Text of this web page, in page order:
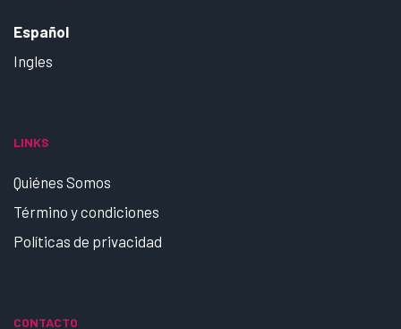
Español
Ingles
LINKS
Quiénes Somos
Término y condiciones
Políticas de privacidad
CONTACTO